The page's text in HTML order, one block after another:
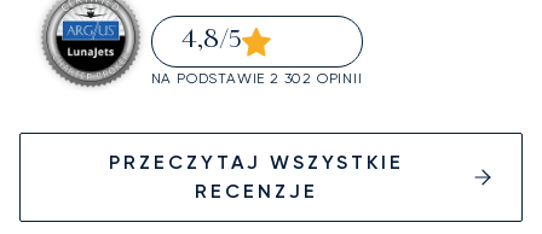
4,8/5
NA PODSTAWIE 2 302 OPINII
PRZECZYTAJ WSZYSTKIE
RECENZJE